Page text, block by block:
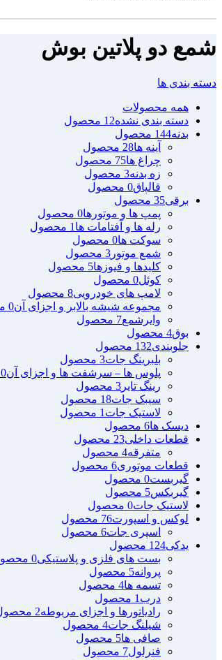
شمع دو پلاتین بوش
دسته بندی ها
همه محصولات
دسته بندی نشده12 محصول
بدنه144 محصول
آینه ها28 محصول
چراغ ها75 محصول
زه بدنه3 محصول
قالپاق0 محصول
برقی35 محصول
پمپ ها و موتورها0 محصول
رله ها و آفتامات ها 1 محصول
سوکت ها0 محصول
شمع موتور 3 محصول
کلیدها و فیوزها5 محصول
کوئل0 محصول
لامپ های خودرویی8 محصول
مجموعه شیشه بالابر و اجزای آن0 محصول
وایرشمع7 محصول
بوق4 محصول
جلوبندی132 محصول
بلبرینگ جات3 محصول
پلوس ها – سرشفت ها و اجزای آن0 محصول
رینگ تایر 3 محصول
سیبک جات18 محصول
لاستیک جات 1 محصول
دیسک ها6 محصول
قطعات داخلی23 محصول
متفرقه4 محصول
قطعات موتوری6 محصول
گیربست0 محصول
گیربکس5 محصول
لاستیک جات0 محصول
لوکس و اسپورت76 محصول
اسپری جات6 محصول
یدکی124 محصول
بست های فلزی و پلاستیکی0 محصول
پروانه5 محصول
تسمه ها4 محصول
درب 1 محصول
رادیاتورها و اجزای مربوطه2 محصول
شیلنگ جات4 محصول
صافی ها5 محصول
فنرلول7 محصول